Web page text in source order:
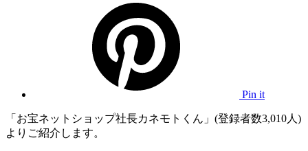
Pin it
「お宝ネットショップ社長カネモトくん」(登録者数3,010人)
よりご紹介します。